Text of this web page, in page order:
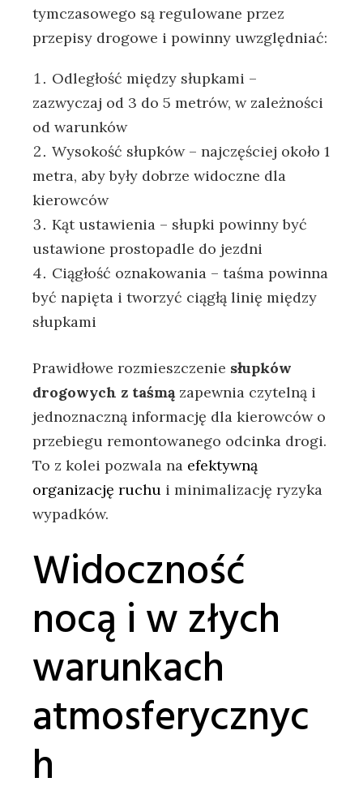
tymczasowego są regulowane przez
przepisy drogowe i powinny uwzględniać:
Odległość między słupkami –
zazwyczaj od 3 do 5 metrów, w zależności
od warunków
Wysokość słupków – najczęściej około 1
metra, aby były dobrze widoczne dla
kierowców
Kąt ustawienia – słupki powinny być
ustawione prostopadle do jezdni
Ciągłość oznakowania – taśma powinna
być napięta i tworzyć ciągłą linię między
słupkami
Prawidłowe rozmieszczenie słupków
drogowych z taśmązapewnia czytelną i
jednoznaczną informację dla kierowców o
przebiegu remontowanego odcinka drogi.
To z kolei pozwala na efektywną
organizację ruchu i minimalizację ryzyka
wypadków.
Widoczność
nocą i w złych
warunkach
atmosferycznyc
h